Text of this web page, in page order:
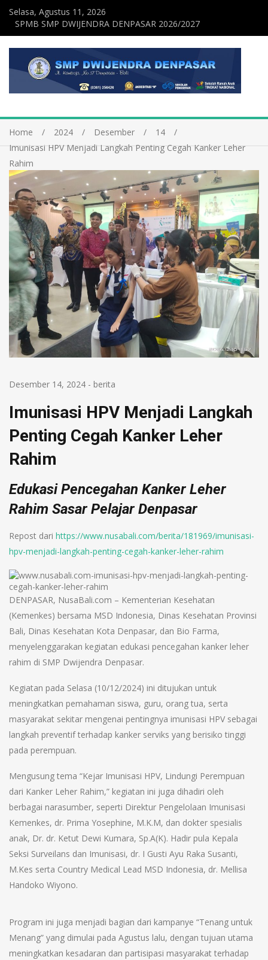
Selasa, Agustus 11, 2026
SPMB SMP DWIJENDRA DENPASAR 2026/2027
Home 2024 Desember
14
Imunisasi HPV Menjadi Langkah Penting Cegah Kanker Leher
Rahim
Desember 14, 2024 - berita
Imunisasi HPV Menjadi Langkah
Penting Cegah Kanker Leher
Rahim
Edukasi Pencegahan Kanker Leher
Rahim Sasar Pelajar Denpasar
Repost dari https://www.nusabali.com/berita/181969/imunisasi-
hpv-menjadi-langkah-penting-cegah-kanker-leher-rahim
DENPASAR, NusaBali.com – Kementerian Kesehatan
(Kemenkes) bersama MSD Indonesia, Dinas Kesehatan Provinsi
Bali, Dinas Kesehatan Kota Denpasar, dan Bio Farma,
menyelenggarakan kegiatan edukasi pencegahan kanker leher
rahim di SMP Dwijendra Denpasar.
Kegiatan pada Selasa (10/12/2024) ini ditujukan untuk
meningkatkan pemahaman siswa, guru, orang tua, serta
masyarakat sekitar mengenai pentingnya imunisasi HPV sebagai
langkah preventif terhadap kanker serviks yang berisiko tinggi
pada perempuan.
Mengusung tema “Kejar Imunisasi HPV, Lindungi Perempuan
dari Kanker Leher Rahim,” kegiatan ini juga dihadiri oleh
berbagai narasumber, seperti Direktur Pengelolaan Imunisasi
Kemenkes, dr. Prima Yosephine, M.K.M, dan dokter spesialis
anak, Dr. dr. Ketut Dewi Kumara, Sp.A(K). Hadir pula Kepala
Seksi Surveilans dan Imunisasi, dr. I Gusti Ayu Raka Susanti,
M.Kes serta Country Medical Lead MSD Indonesia, dr. Mellisa
Handoko Wiyono.
Program ini juga menjadi bagian dari kampanye “Tenang untuk
Menang” yang dimulai pada Agustus lalu, dengan tujuan utama
meningkatkan kesadaran dan partisipasi masyarakat terhadap